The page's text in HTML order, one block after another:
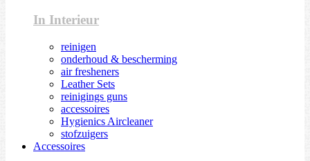
In Interieur
reinigen
onderhoud & bescherming
air fresheners
Leather Sets
reinigings guns
accessoires
Hygienics Aircleaner
stofzuigers
Accessoires